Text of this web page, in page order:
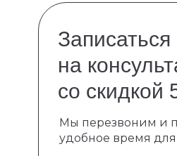
Мы перезвоним и
удобное время
Записаться
на
со скидкой